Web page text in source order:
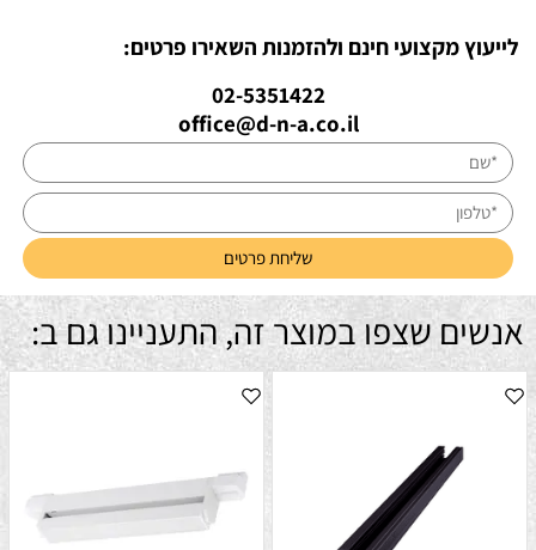
לייעוץ מקצועי חינם ולהזמנות השאירו פרטים:
02-5351422
office@d-n-a.co.il
אנשים שצפו במוצר זה, התעניינו גם ב: